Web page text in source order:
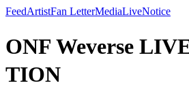
FeedArtistFan LetterMediaLiveNotice
ONF Weverse
TION